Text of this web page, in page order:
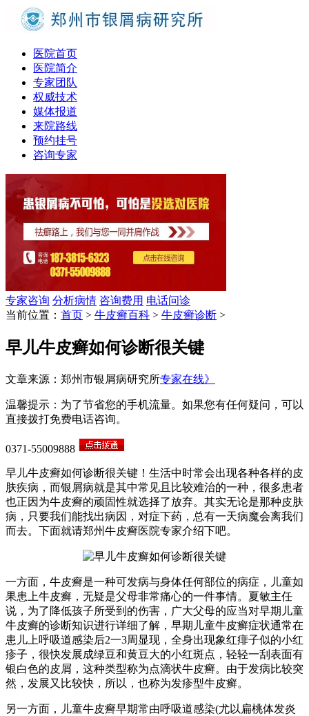
医院首页
医院简介
专家团队
权威技术
媒体报道
来院路线
预约挂号
咨询专家
专家咨询 分析病情 咨询费用 电话问诊
当前位置： 首页 > 牛皮癣百科 > 牛皮癣诊断 >
早儿牛皮癣如何诊断很关键
文章来源：郑州市银屑病研究所专家在线》
温馨提示：为了节省您的手机流量。如果您有任何疑问，可以
直接拨打免费电话咨询。
0371-55009888
早儿牛皮癣如何诊断很关键！生活中时常会出现各种各样的皮
肤疾病，而银屑病就是其中常见且比较难治的一种，很多患者
也正因为牛皮癣的顽固性就选择了放弃。其实无论是那种皮肤
病，只要我们能找出病因，对症下药，总有一天病魔会离我们
而去。下面就请郑州牛皮癣医院专家介绍下吧。
一方面，牛皮癣是一种可发病与身体任何部位的病症，儿童如
果患上牛皮癣，无疑是父母非常痛心的一件事情。夏敏主任
说，为了降低孩子所受到的伤害，广大父母的应当对早期儿童
牛皮癣的诊断知识进行详细了解，早期儿童牛皮癣症状通常在
患儿上呼吸道感染后2一3周显现，全身出现象红痱子似的小红
疹子，很快发展成绿豆和黄豆大的小红斑点，轻轻一刮表面有
银白色的皮屑，这种类型称为点滴状牛皮癣。由于发病比较突
然，发展又比较快，所以，也称为发疹型牛皮癣。
另一方面，儿童牛皮癣早期常由呼吸道感染(尤以扁桃体发炎